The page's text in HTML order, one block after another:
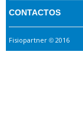
CONTACTOS
Fisiopartner © 2016